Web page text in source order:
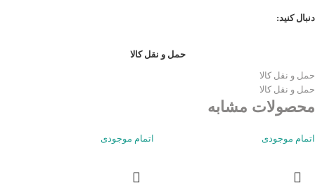
دنبال کنید:
حمل و نقل کالا
حمل و نقل کالا
حمل و نقل کالا
محصولات مشابه
اتمام موجودی اتمام موجودی